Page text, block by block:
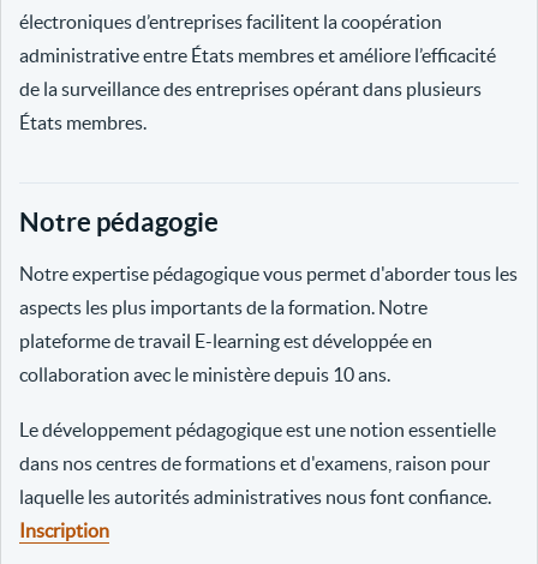
électroniques d’entreprises facilitent la coopération
administrative entre États membres et améliore l’efficacité
de la surveillance des entreprises opérant dans plusieurs
États membres.
Notre pédagogie
Notre expertise pédagogique vous permet d'aborder tous les
aspects les plus importants de la formation. Notre
plateforme de travail E-learning est développée en
collaboration avec le ministère depuis 10 ans.
Le développement pédagogique est une notion essentielle
dans nos centres de formations et d'examens, raison pour
laquelle les autorités administratives nous font confiance.
Inscription